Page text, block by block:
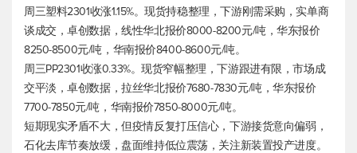
周三塑料2301收涨1.15%。现货持稳整理，下游刚需采购，实单商
谈成交，卓创数据，线性华北报价8000-8200元/吨，华东报价
8250-8500元/吨，华南报价8400-8600元/吨。
周三PP2301收涨0.33%。现货窄幅整理，下游跟进有限，市场成
交平淡，卓创数据，拉丝华北报价7680-7830元/吨，华东报价
7700-7850元/吨，华南报价7850-8000元/吨。
短期现实矛盾不大，但疫情反复打压信心，下游接货意向偏弱，
石化去库节奏放缓，盘面维持低位震荡，关注新装置投产进度。